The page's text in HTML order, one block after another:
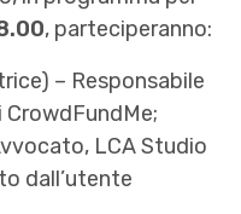
, parteciperanno:
– Responsabile
LCA Studio
dall’utente